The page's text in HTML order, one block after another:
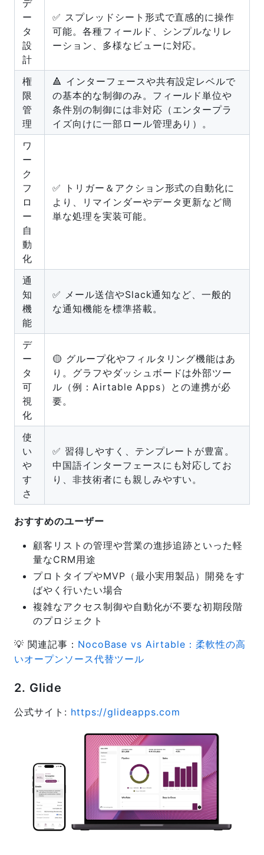
デ
ー
タ
設
計
✅ スプレッドシート形式で直感的に操作
可能。各種フィールド、シンプルなリレ
ーション、多様なビューに対応。
権
限
管
理
🔺 インターフェースや共有設定レベルで
の基本的な制御のみ。フィールド単位や
条件別の制御には非対応（エンタープラ
イズ向けに一部ロール管理あり）。
ワ
ー
ク
フ
ロ
ー
自
動
化
✅ トリガー＆アクション形式の自動化に
より、リマインダーやデータ更新など簡
単な処理を実装可能。
通
知
機
能
✅ メール送信やSlack通知など、一般的
な通知機能を標準搭載。
デ
ー
タ
可
視
化
🟡 グループ化やフィルタリング機能はあ
り。グラフやダッシュボードは外部ツー
ル（例：Airtable Apps）との連携が必
要。
使
い
や
す
さ
✅ 習得しやすく、テンプレートが豊富。
中国語インターフェースにも対応してお
り、非技術者にも親しみやすい。
おすすめのユーザー
顧客リストの管理や営業の進捗追跡といった軽
量なCRM用途
プロトタイプやMVP（最小実用製品）開発をす
ばやく行いたい場合
複雑なアクセス制御や自動化が不要な初期段階
のプロジェクト
💡 関連記事： NocoBase vs Airtable：柔軟性の高
いオープンソース代替ツール
2. Glide
公式サイト: https://glideapps.com